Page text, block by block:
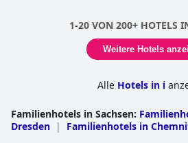
Meinung, dass das Hotel eher auf ältere
aber insgesamt ist es eine fantastische
einen unterhaltsamen Urlaub
1-20 VON 200+ HOTELS
Weitere Hotels
Alle Hotels in i
Familienhotels in Sachsen:
Dresden | Familienhotels in